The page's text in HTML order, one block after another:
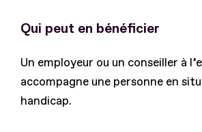
Qui peut en bénéficier
Un employeur ou un conseiller à
accompagne une personne en
handicap.